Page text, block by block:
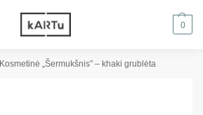
0
Kosmetinė „Šermukšnis” – khaki grublėta